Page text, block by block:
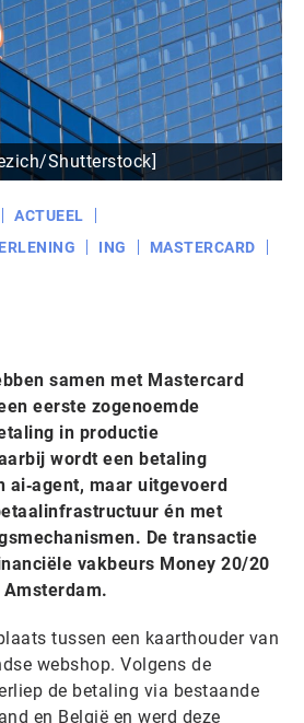
Shutterstock]
ACTUEEL
ING
MASTERCARD
samen met Mastercard
eerste zogenoemde
in productie
wordt een betaling
ai‑agent, maar uitgevoerd
én met
De transactie
vakbeurs Money 20/20
tussen een kaarthouder van
webshop. Volgens de
de betaling via bestaande
en België en werd deze